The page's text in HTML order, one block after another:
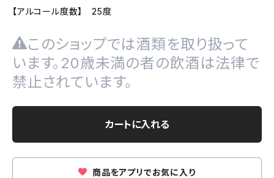
【アルコール度数】 25度
このショップでは酒類を取り扱って
います。20歳未満の者の飲酒は法律で
禁止されています。
カートに入れる
商品をアプリでお気に入り